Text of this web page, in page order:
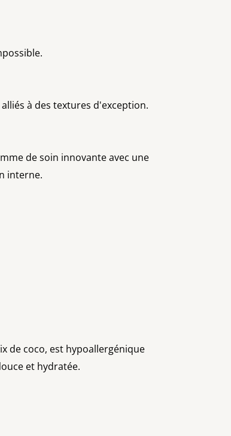
à des textures d'exception.
de soin innovante avec une
interne.
de coco, est hypoallergénique
et hydratée.